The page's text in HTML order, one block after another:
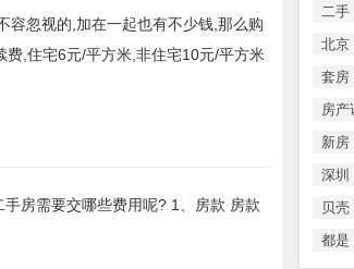
二手
北京
套房
房产
新房
深圳
贝壳
都是
容忽视的,加在一起也有不少钱,那么购
,住宅6元/平方米,非住宅10元/平方米
房需要交哪些费用呢? 1、房款 房款